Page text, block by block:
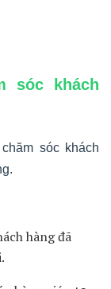
ra ấn tượng tốt
hàng quay
quả với phản
Họ cần